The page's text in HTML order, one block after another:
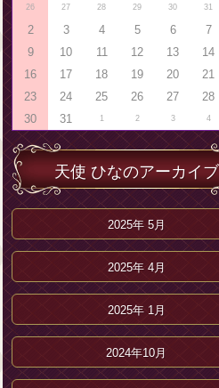
26 27 28 29 30 31
2
3 4 5 6 7
9
10 11 12 13 14
16
17 18 19 20 21
23
24 25 26 27 28
30
31 1 2 3 4
天使 ひなのアーカイブ
2025年 5月
2025年 4月
2025年 1月
2024年10月